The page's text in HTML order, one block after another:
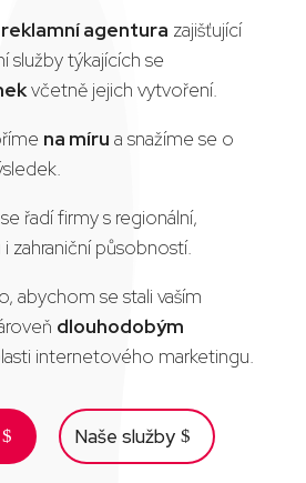
reklamní agentura zajišťující
služby týkajících se
včetně jejich vytvoření.
na míru a snažíme se o
řadí firmy s regionální,
zahraniční působností.
abychom se stali vaším
dlouhodobým
internetového marketingu.
Naše služby